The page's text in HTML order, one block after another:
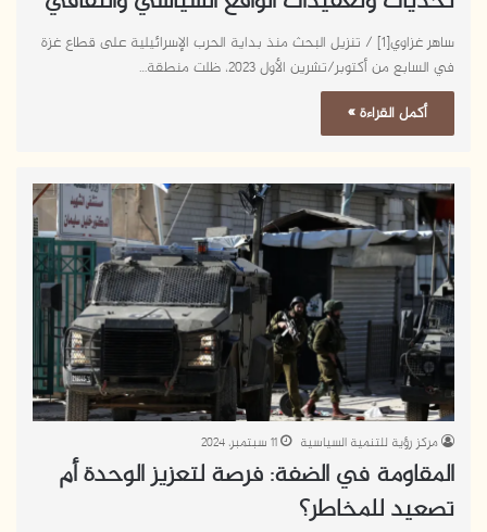
ساهر غزاوي[1] / تنزيل البحث منذ بداية الحرب الإسرائيلية على قطاع غزة
في السابع من أكتوبر/تشرين الأول 2023، ظلت منطقة…
أكمل القراءة »
مركز رؤية للتنمية السياسية 11 سبتمبر، 2024
المقاومة في الضفة: فرصة لتعزيز الوحدة أم
تصعيد للمخاطر؟